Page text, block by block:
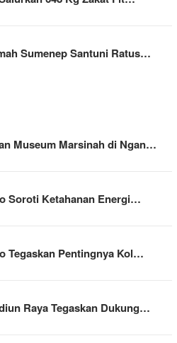
Sumenep Santuni Ratus…
Museum Marsinah di Ngan…
Soroti Ketahanan Energi…
Tegaskan Pentingnya Kol…
Raya Tegaskan Dukung…